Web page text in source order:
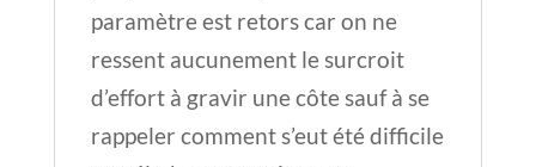
paramètre est retors car on ne
ressent aucunement le surcroit
d’effort à gravir une côte sauf à se
rappeler comment s’eut été difficile